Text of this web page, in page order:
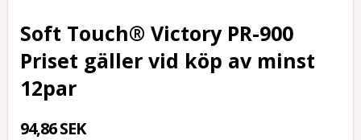
Soft Touch® Victory PR-900
Priset gäller vid köp av minst
12par
94,86 SEK